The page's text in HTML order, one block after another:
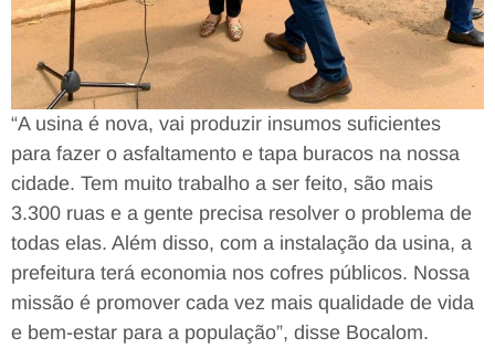
“A usina é nova, vai produzir insumos suficientes
para fazer o asfaltamento e tapa buracos na nossa
cidade. Tem muito trabalho a ser feito, são mais
3.300 ruas e a gente precisa resolver o problema de
todas elas. Além disso, com a instalação da usina, a
prefeitura terá economia nos cofres públicos. Nossa
missão é promover cada vez mais qualidade de vida
e bem-estar para a população”, disse Bocalom.